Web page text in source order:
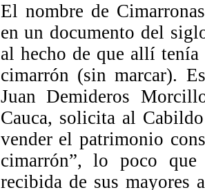
El nombre de
en un documento del
al hecho de que allí
cimarrón (sin marcar).
Juan Demideros
Cauca, solicita al
vender el patrimonio
cimarrón”, lo poco
recibida de sus mayores